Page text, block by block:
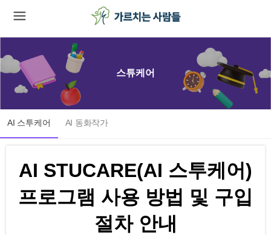
스튜케어
AI 스투케어 AI 동화작가
AI STUCARE(AI 스투케어)
프로그램 사용 방법 및 구입
절차 안내